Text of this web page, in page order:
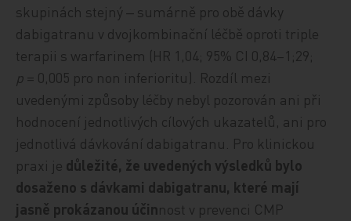
skupinách stejný ‒ sumárně pro obě dávky
dabigatranu v dvojkombinační léčbě oproti triple
terapii s warfarinem (HR 1,04; 95% CI 0,84–1 ;29;
p = 0,005 pro non inferioritu). Rozdíl mezi
uvedenými způsoby léčby nebyl pozorován ani při
hodnocení jednotlivých cílových ukazatelů, ani pro
jednotlivá dávkování dabigatranu. Pro klinickou
praxi je důležité, že uvedených výsledků bylo
dosaženo s dávkami dabigatranu, které mají
jasně prokázanou účinnost v prevenci CMP